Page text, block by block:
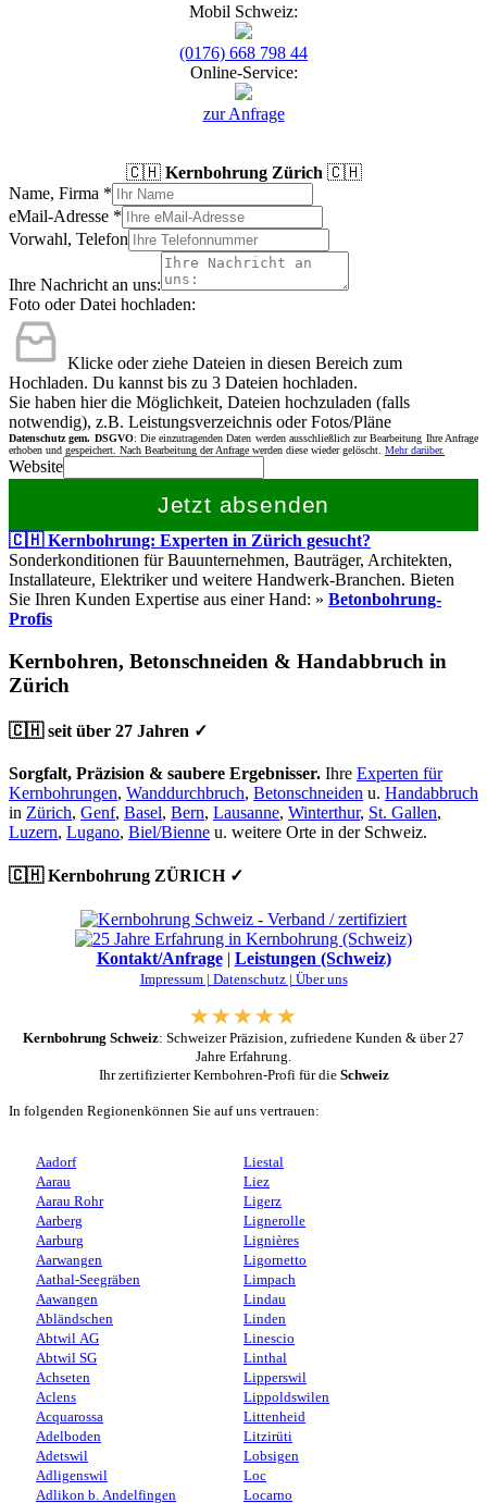
Mobil Schweiz:
(0176) 668 798 44
Online-Service:
zur Anfrage
🇨🇭 Kernbohrung Zürich 🇨🇭
Name, Firma *
eMail-Adresse *
Vorwahl, Telefon
Ihre Nachricht an uns:
Foto oder Datei hochladen:
Klicke oder ziehe Dateien in diesen Bereich zum
Hochladen. Du kannst bis zu 3 Dateien hochladen.
Sie haben hier die Möglichkeit, Dateien hochzuladen (falls
notwendig), z.B. Leistungsverzeichnis oder Fotos/Pläne
Datenschutz gem. DSGVO: Die einzutragenden Daten werden ausschließlich zur Bearbeitung Ihre Anfrage
erhoben und gespeichert. Nach Bearbeitung der Anfrage werden diese wieder gelöscht. Mehr darüber.
Website
Jetzt absenden
🇨🇭 Kernbohrung: Experten in Zürich gesucht?
Sonderkonditionen für Bauunternehmen, Bauträger, Architekten,
Installateure, Elektriker und weitere Handwerk-Branchen. Bieten
Sie Ihren Kunden Expertise aus einer Hand: » Betonbohrung-
Profis
Kernbohren, Betonschneiden & Handabbruch in
Zürich
🇨🇭 seit über 27 Jahren ✓
Sorgfalt, Präzision & saubere Ergebnisser. Ihre Experten für
Kernbohrungen, Wanddurchbruch, Betonschneiden u. Handabbruch
in Zürich, Genf, Basel, Bern, Lausanne, Winterthur, St. Gallen,
Luzern, Lugano, Biel/Bienne u. weitere Orte in der Schweiz.
🇨🇭 Kernbohrung ZÜRICH ✓
Kontakt/Anfrage| Leistungen (Schweiz)
Impressum | Datenschutz | Über uns
Kernbohrung Schweiz: Schweizer Präzision, zufriedene Kunden & über 27
Jahre Erfahrung.
Ihr zertifizierter Kernbohren-Profi für die Schweiz
In folgenden Regionenkönnen Sie auf uns vertrauen:
Aadorf
Aarau
Aarau Rohr
Aarberg
Aarburg
Aarwangen
Aathal-Seegräben
Aawangen
Abländschen
Abtwil AG
Abtwil SG
Achseten
Aclens
Acquarossa
Adelboden
Adetswil
Adligenswil
Adlikon b. Andelfingen
Liestal
Liez
Ligerz
Lignerolle
Lignières
Ligornetto
Limpach
Lindau
Linden
Linescio
Linthal
Lipperswil
Lippoldswilen
Littenheid
Litzirüti
Lobsigen
Loc
Locarno